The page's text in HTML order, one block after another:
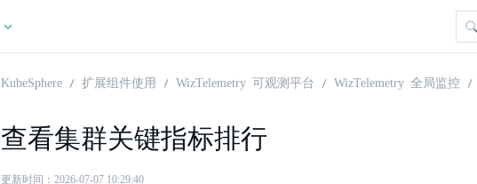
KubeSphere 扩展组件使用 WizTelemetry 可观测平台 WizTelemetry 全局监控
查看集群关键指标排行
更新时间：2026-07-07 10:29:40